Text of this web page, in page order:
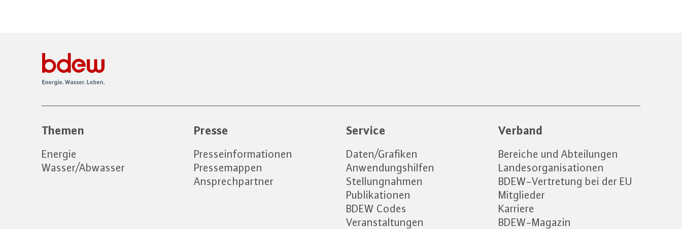
Themen
Energie
Wasser/Abwasser
Presse
Presseinformationen
Pressemappen
Ansprechpartner
Service
Daten/Grafiken
Anwendungshilfen
Stellungnahmen
Publikationen
BDEW Codes
Veranstaltungen
Verband
Bereiche und Abteilungen
Landesorganisationen
BDEW-Vertretung bei der EU
Mitglieder
Karriere
BDEW-Magazin